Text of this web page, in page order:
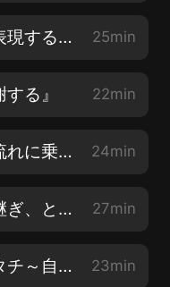
な買い占めをした...
にしむらみくの『自分を表現するほど、あなたは愛されやすくなる』 25min
る』 22min
沼田みえ子の『幸せへの流れに乗る方法』 24min
原裕輝の『バトンを引き継ぎ、ともに歩む』 27min
大谷常緑の『こころのカタチ～自分を知る・人を知る～』 23min